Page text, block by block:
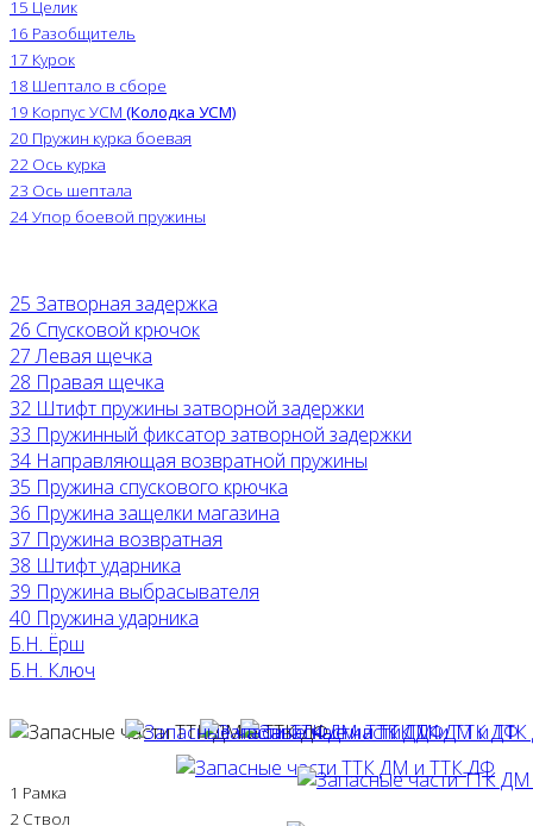
15 Целик
16 Разобщитель
17 Курок
18 Шептало в сборе
19 Корпус УСМ (Колодка УСМ)
20 Пружин курка боевая
22 Ось курка
23 Ось шептала
24 Упор боевой пружины
25 Затворная задержка
26 Спусковой крючок
27 Левая щечка
28 Правая щечка
32 Штифт пружины затворной задержки
33 Пружинный фиксатор затворной задержки
34 Направляющая возвратной пружины
35 Пружина спускового крючка
36 Пружина защелки магазина
37 Пружина возвратная
38 Штифт ударника
39 Пружина выбрасывателя
40 Пружина ударника
Б.Н. Ёрш
Б.Н. Ключ
1 Рамка
2 Ствол